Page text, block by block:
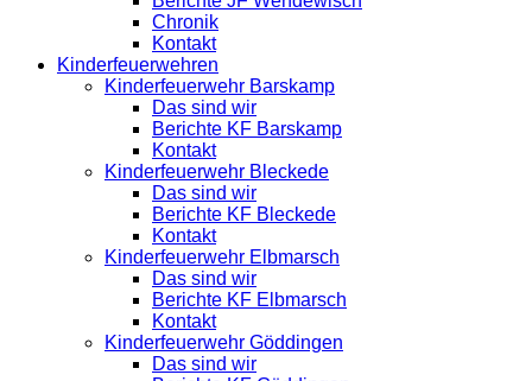
Chronik
Kontakt
Kinderfeuerwehren
Kinderfeuerwehr Barskamp
Das sind wir
Berichte KF Barskamp
Kontakt
Kinderfeuerwehr Bleckede
Das sind wir
Berichte KF Bleckede
Kontakt
Kinderfeuerwehr Elbmarsch
Das sind wir
Berichte KF Elbmarsch
Kontakt
Kinderfeuerwehr Göddingen
Das sind wir